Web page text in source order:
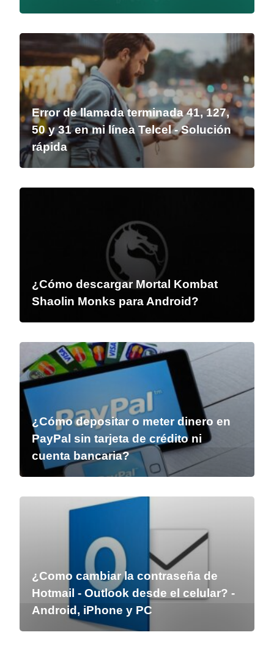
Error de llamada terminada 41, 127,
50 y 31 en mi línea Telcel - Solución
rápida
¿Cómo descargar Mortal Kombat
Shaolin Monks para Android?
¿Cómo depositar o meter dinero en
PayPal sin tarjeta de crédito ni
cuenta bancaria?
¿Como cambiar la contraseña de
Hotmail - Outlook desde el celular? -
Android, iPhone y PC